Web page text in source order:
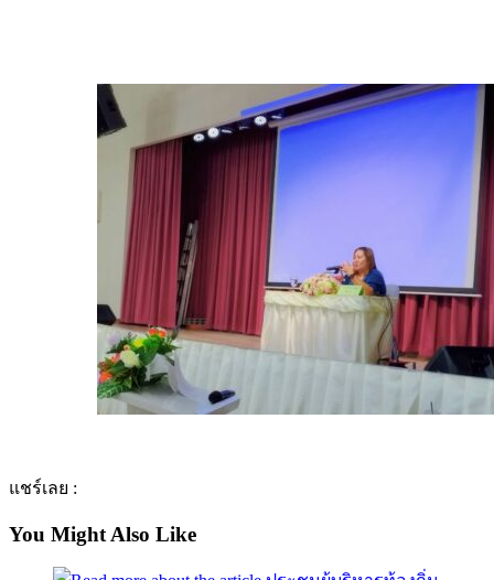
แชร์เลย :
You Might Also Like